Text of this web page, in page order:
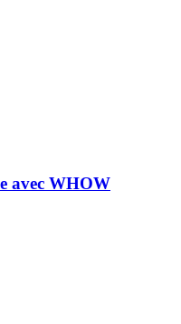
avec WHOW